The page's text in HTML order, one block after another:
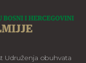
Udruženja obuhvata